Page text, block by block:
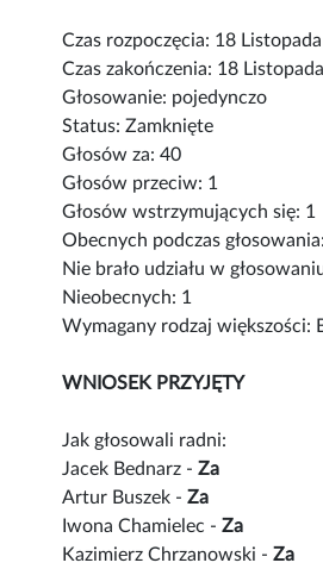
Czas rozpoczęcia: 18
Czas zakończenia: 18
Głosowanie: pojedynczo
Status: Zamknięte
Głosów za: 40
Głosów przeciw: 1
Głosów wstrzymujących się: 1
Obecnych podczas
Nie brało udziału w
Nieobecnych: 1
Wymagany rodzaj większości:
WNIOSEK PRZYJĘTY
Jak głosowali radni:
Jacek Bednarz -Za
Artur Buszek -Za
Iwona Chamielec -Za
Kazimierz Chrzanowski -Za